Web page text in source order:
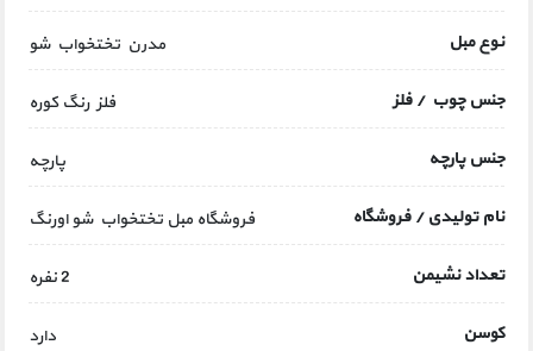
نوع مبل مدرن تختخواب شو
جنس چوب / فلز فلز رنگ کوره
جنس پارچه پارچه
نام تولیدی / فروشگاه فروشگاه مبل تختخواب شو اورنگ
تعداد نشیمن 2 نفره
کوسن دارد